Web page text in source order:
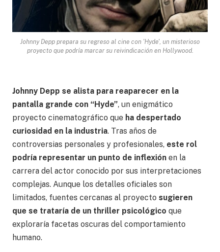
Johnny Depp prepara su regreso al cine con 'Hyde', un misterioso
proyecto que podría marcar su reivindicación en Hollywood.
Johnny Depp se alista para reaparecer en la
pantalla grande con “Hyde”, un enigmático
proyecto cinematográfico que ha despertado
curiosidad en la industria. Tras años de
controversias personales y profesionales, este rol
podría representar un punto de inflexión en la
carrera del actor conocido por sus interpretaciones
complejas. Aunque los detalles oficiales son
limitados, fuentes cercanas al proyecto sugieren
que se trataría de un thriller psicológico que
exploraría facetas oscuras del comportamiento
humano.